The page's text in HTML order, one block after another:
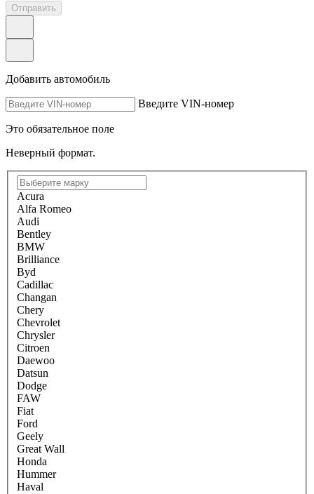
Отправить
Добавить автомобиль
Введите VIN-номер
Это обязательное поле
Неверный формат.
Acura
Alfa Romeo
Audi
Bentley
BMW
Brilliance
Byd
Cadillac
Changan
Chery
Chevrolet
Chrysler
Citroen
Daewoo
Datsun
Dodge
FAW
Fiat
Ford
Geely
Great Wall
Honda
Hummer
Haval